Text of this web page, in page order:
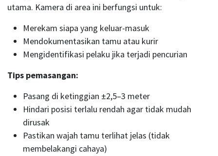
utama. Kamera di area ini berfungsi untuk:
Merekam siapa yang keluar-masuk
Mendokumentasikan tamu atau kurir
Mengidentifikasi pelaku jika terjadi pencurian
Tips pemasangan:
Pasang di ketinggian ±2,5–3 meter
Hindari posisi terlalu rendah agar tidak mudah
dirusak
Pastikan wajah tamu terlihat jelas (tidak
membelakangi cahaya)